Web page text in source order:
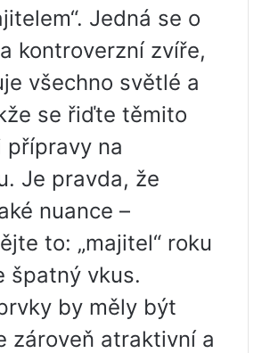
Jedná se o
kontroverzní zvíře,
všechno světlé a
se řiďte těmito
přípravy na
Je pravda, že
nuance –
to: „majitel“ roku
špatný vkus.
by měly být
zároveň atraktivní a